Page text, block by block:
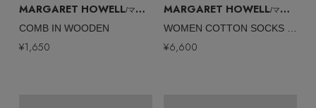
MARGARET HOWELL/マーガレット・ハウエル
COMB IN WOODEN
¥1,650
MARGARET HOWELL/マーガレット・ハウエル
WOMEN COTTON SOCKS PACK
¥6,600